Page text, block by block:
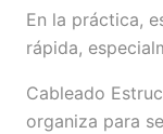
En la práctica,
rápida,
Cableado
organiza para